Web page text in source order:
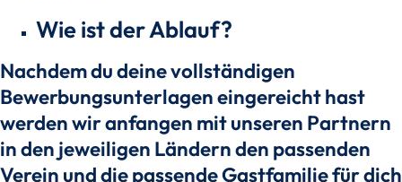
Wie ist der Ablauf?
Nachdem du deine vollständigen
Bewerbungsunterlagen eingereicht hast
werden wir anfangen mit unseren Partnern
in den jeweiligen Ländern den passenden
Verein und die passende Gastfamilie für dich